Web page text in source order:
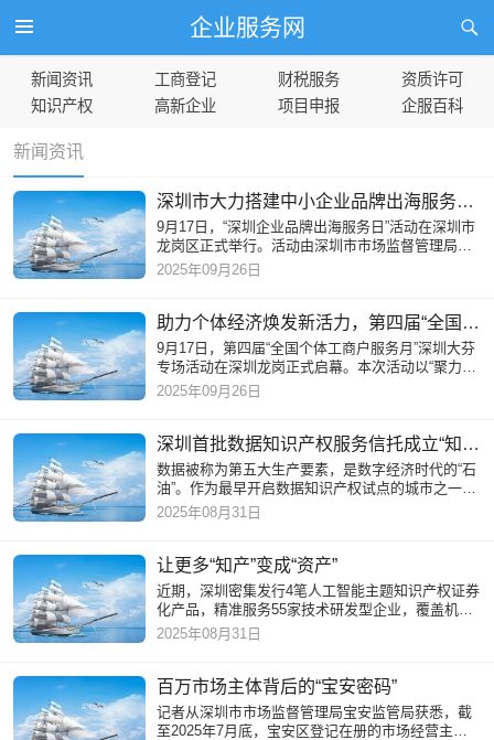
企业服务网
新闻资讯 工商登记 财税服务
资质许可
知识产权
高新企业 项目申报 企服百科
新闻资讯
深圳市大力搭建中小企业品牌出海服务平台
9月17日，“深圳企业品牌出海服务日”活动在深圳市
龙岗区正式举行。活动由深圳市市场监督管理局、
龙岗区人民政府主办，中国外文局文化传播中心支
2025年09月26日
助力个体经济焕发新活力，第四届“全国个体工商户服务月”深圳大芬专场启动
9月17日，第四届“全国个体工商户服务月”深圳大芬
专场活动在深圳龙岗正式启幕。本次活动以“聚力赋
能、个个精彩”为主题，汇聚市区各职能部门、金融
2025年09月26日
深圳首批数据知识产权服务信托成立“知识产权+金融”破解成果转化难题
数据被称为第五大生产要素，是数字经济时代的“石
油”。作为最早开启数据知识产权试点的城市之一，
深圳曾创下多项“第一”。深圳市市场监督管理局（知
2025年08月31日
让更多“知产”变成“资产”
近期，深圳密集发行4笔人工智能主题知识产权证券
化产品，精准服务55家技术研发型企业，覆盖机器
人融合技术、多模态感知等前沿领域，通过金融手
2025年08月31日
百万市场主体背后的“宝安密码”
记者从深圳市市场监督管理局宝安监管局获悉，截
至2025年7月底，宝安区登记在册的市场经营主体